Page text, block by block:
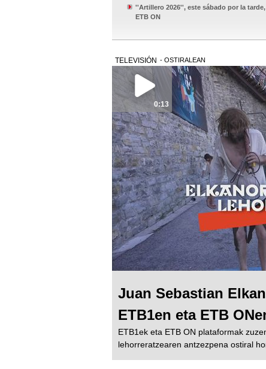
''Artillero 2026'', este sábado por la tarde,
ETB ON
TELEVISIÓN - OSTIRALEAN
0:13
Juan Sebastian
ETB1en eta ETB
ETB1ek eta ETB ON plataformak
lehorreratzearen antzezpena ostiral